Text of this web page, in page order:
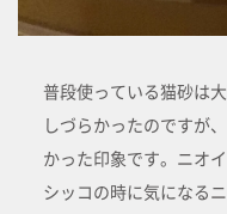
普段使っている猫砂は
しづらかったのですが
かった印象です。ニオ
シッコの時に気になる